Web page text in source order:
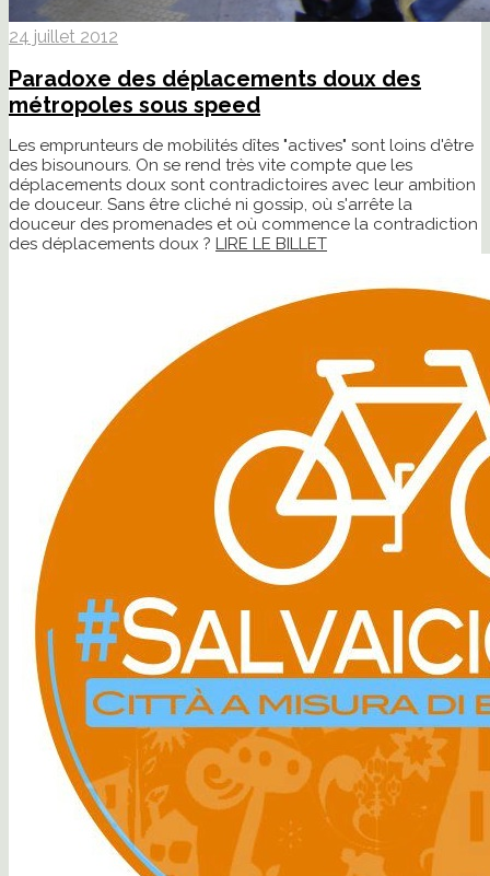
24 juillet 2012
Paradoxe des déplacements doux des
métropoles sous speed
Les emprunteurs de mobilités dîtes "actives" sont loins d'être
des bisounours. On se rend très vite compte que les
déplacements doux sont contradictoires avec leur ambition
de douceur. Sans être cliché ni gossip, où s'arrête la
douceur des promenades et où commence la contradiction
des déplacements doux ? LIRE LE BILLET